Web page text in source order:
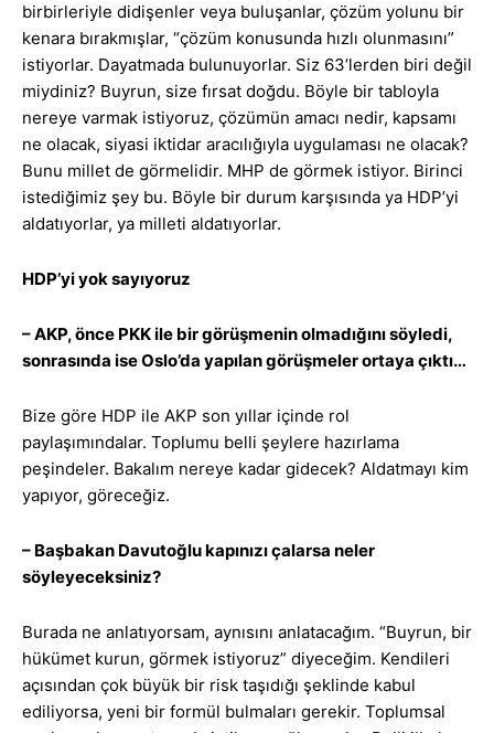
birbirleriyle didişenler veya buluşanlar, çözüm yolunu bir
kenara bırakmışlar, “çözüm konusunda hızlı olunmasını”
istiyorlar. Dayatmada bulunuyorlar. Siz 63’lerden biri değil
miydiniz? Buyrun, size fırsat doğdu. Böyle bir tabloyla
nereye varmak istiyoruz, çözümün amacı nedir, kapsamı
ne olacak, siyasi iktidar aracılığıyla uygulaması ne olacak?
Bunu millet de görmelidir. MHP de görmek istiyor. Birinci
istediğimiz şey bu. Böyle bir durum karşısında ya HDP’yi
aldatıyorlar, ya milleti aldatıyorlar.
HDP’yi yok sayıyoruz
– AKP, önce PKK ile bir görüşmenin olmadığını söyledi,
sonrasında ise Oslo’da yapılan görüşmeler ortaya çıktı…
Bize göre HDP ile AKP son yıllar içinde rol
paylaşımındalar. Toplumu belli şeylere hazırlama
peşindeler. Bakalım nereye kadar gidecek? Aldatmayı kim
yapıyor, göreceğiz.
– Başbakan Davutoğlu kapınızı çalarsa neler
söyleyeceksiniz?
Burada ne anlatıyorsam, aynısını anlatacağım. “Buyrun, bir
hükümet kurun, görmek istiyoruz” diyeceğim. Kendileri
açısından çok büyük bir risk taşıdığı şeklinde kabul
ediliyorsa, yeni bir formül bulmaları gerekir. Toplumsal